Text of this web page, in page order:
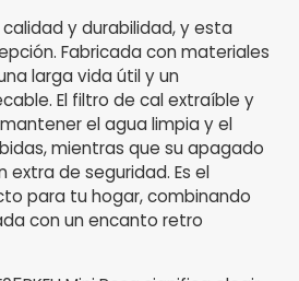
calidad y durabilidad, y esta
Fabricada con materiales
larga vida útil y un
El filtro de cal extraíble y
el agua limpia y el
mientras que su apagado
de seguridad. Es el
para tu hogar, combinando
con un encanto retro